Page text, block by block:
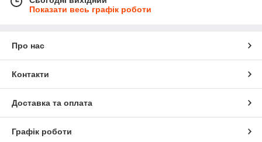
Показати весь графік роботи
Про нас
Контакти
Доставка та оплата
Графік роботи